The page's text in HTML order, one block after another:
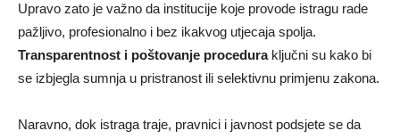
Upravo zato je važno da institucije koje provode istragu rade
pažljivo, profesionalno i bez ikakvog utjecaja spolja.
Transparentnost i poštovanje proceduraključni su kako bi
se izbjegla sumnja u pristranost ili selektivnu primjenu zakona.
Naravno, dok istraga traje, pravnici i javnost podsjete se da